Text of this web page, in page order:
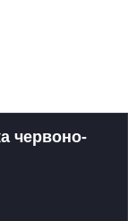
червоно-